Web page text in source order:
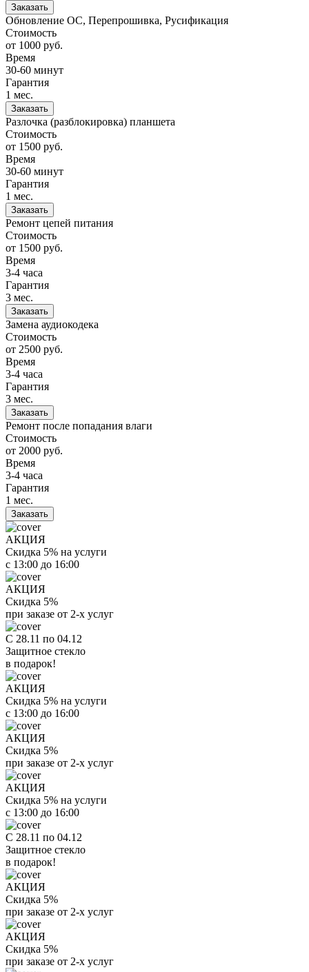
Заказать
Обновление ОС, Перепрошивка, Русификация
Стоимость
от 1000 руб.
Время
30-60 минут
Гарантия
1 мес.
Заказать
Разлочка (разблокировка) планшета
Стоимость
от 1500 руб.
Время
30-60 минут
Гарантия
1 мес.
Заказать
Ремонт цепей питания
Стоимость
от 1500 руб.
Время
3-4 часа
Гарантия
3 мес.
Заказать
Замена аудиокодека
Стоимость
от 2500 руб.
Время
3-4 часа
Гарантия
3 мес.
Заказать
Ремонт после попадания влаги
Стоимость
от 2000 руб.
Время
3-4 часа
Гарантия
1 мес.
Заказать
АКЦИЯ
Скидка 5% на услуги
с 13:00 до 16:00
АКЦИЯ
Скидка 5%
при заказе от 2-х услуг
С 28.11 по 04.12
Защитное стекло
в подарок!
АКЦИЯ
Скидка 5% на услуги
с 13:00 до 16:00
АКЦИЯ
Скидка 5%
при заказе от 2-х услуг
АКЦИЯ
Скидка 5% на услуги
с 13:00 до 16:00
С 28.11 по 04.12
Защитное стекло
в подарок!
АКЦИЯ
Скидка 5%
при заказе от 2-х услуг
АКЦИЯ
Скидка 5%
при заказе от 2-х услуг